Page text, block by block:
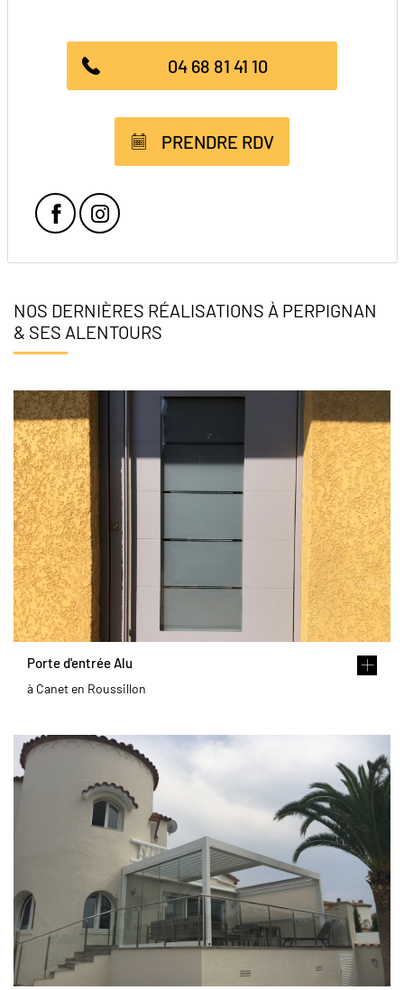
04 68 81 41 10
PRENDRE RDV
Facebook
Instagram
NOS DERNIÈRES RÉALISATIONS À PERPIGNAN
& SES ALENTOURS
Porte d'entrée Alu
à Canet en Roussillon